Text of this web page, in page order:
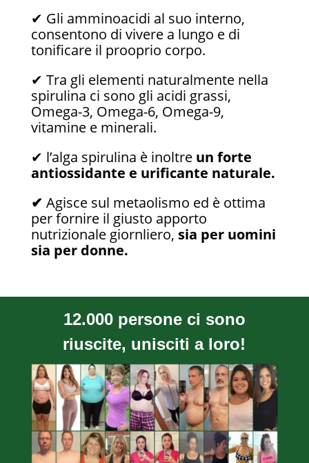
✔ Gli amminoacidi al suo interno,
consentono di vivere a lungo e di
tonificare il prooprio corpo.
✔ Tra gli elementi naturalmente nella
spirulina ci sono gli acidi grassi,
Omega-3, Omega-6, Omega-9,
vitamine e minerali.
✔ l’alga spirulina è inoltre un forte
antiossidante e urificante naturale.
✔ Agisce sul metaolismo ed è ottima
per fornire il giusto apporto
nutrizionale giornliero, sia per uomini
sia per donne.
12.000 persone ci sono
riuscite, unisciti a loro!